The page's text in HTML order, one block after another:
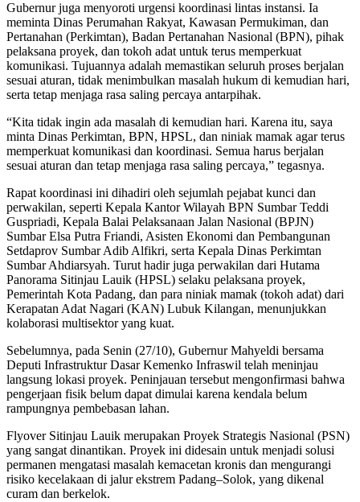
Gubernur juga menyoroti urgensi koordinasi lintas instansi. Ia
meminta Dinas Perumahan Rakyat, Kawasan Permukiman, dan
Pertanahan (Perkimtan), Badan Pertanahan Nasional (BPN), pihak
pelaksana proyek, dan tokoh adat untuk terus memperkuat
komunikasi. Tujuannya adalah memastikan seluruh proses berjalan
sesuai aturan, tidak menimbulkan masalah hukum di kemudian hari,
serta tetap menjaga rasa saling percaya antarpihak.
“Kita tidak ingin ada masalah di kemudian hari. Karena itu, saya
minta Dinas Perkimtan, BPN, HPSL, dan niniak mamak agar terus
memperkuat komunikasi dan koordinasi. Semua harus berjalan
sesuai aturan dan tetap menjaga rasa saling percaya,” tegasnya.
Rapat koordinasi ini dihadiri oleh sejumlah pejabat kunci dan
perwakilan, seperti Kepala Kantor Wilayah BPN Sumbar Teddi
Guspriadi, Kepala Balai Pelaksanaan Jalan Nasional (BPJN)
Sumbar Elsa Putra Friandi, Asisten Ekonomi dan Pembangunan
Setdaprov Sumbar Adib Alfikri, serta Kepala Dinas Perkimtan
Sumbar Ahdiarsyah. Turut hadir juga perwakilan dari Hutama
Panorama Sitinjau Lauik (HPSL) selaku pelaksana proyek,
Pemerintah Kota Padang, dan para niniak mamak (tokoh adat) dari
Kerapatan Adat Nagari (KAN) Lubuk Kilangan, menunjukkan
kolaborasi multisektor yang kuat.
Sebelumnya, pada Senin (27/10), Gubernur Mahyeldi bersama
Deputi Infrastruktur Dasar Kemenko Infraswil telah meninjau
langsung lokasi proyek. Peninjauan tersebut mengonfirmasi bahwa
pengerjaan fisik belum dapat dimulai karena kendala belum
rampungnya pembebasan lahan.
Flyover Sitinjau Lauik merupakan Proyek Strategis Nasional (PSN)
yang sangat dinantikan. Proyek ini didesain untuk menjadi solusi
permanen mengatasi masalah kemacetan kronis dan mengurangi
risiko kecelakaan di jalur ekstrem Padang–Solok, yang dikenal
curam dan berkelok.